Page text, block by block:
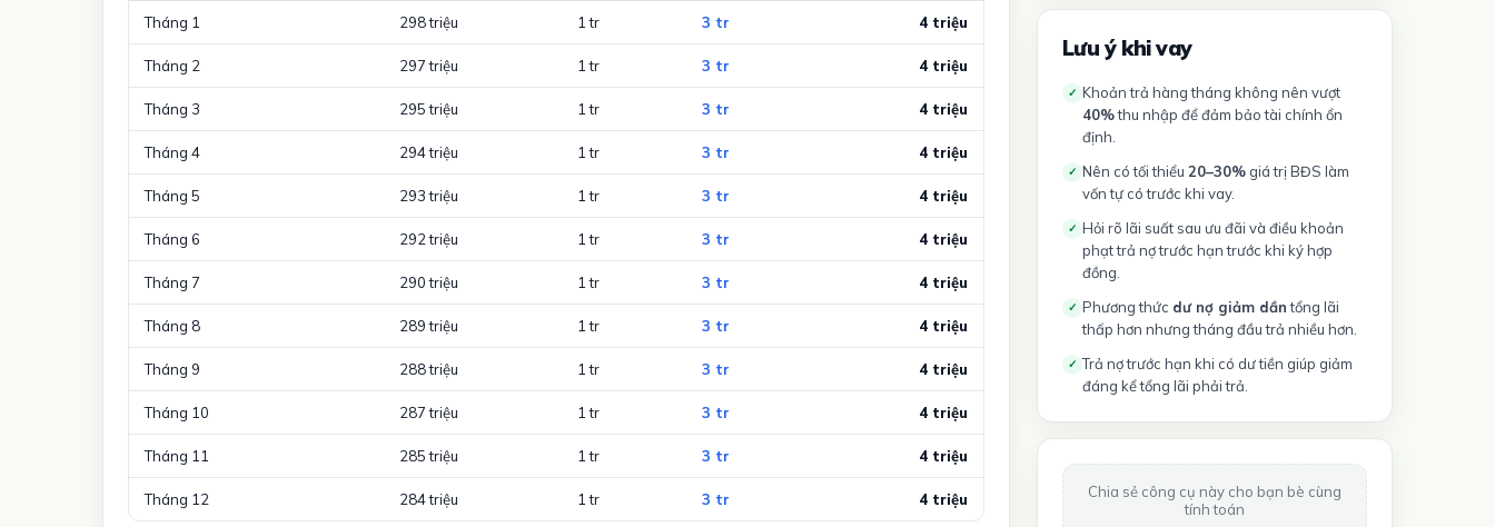
Tháng 1 298 triệu 1 tr 3 tr 4 triệu
Tháng 2 297 triệu 1 tr 3 tr 4 triệu
Tháng 3 295 triệu 1 tr 3 tr 4 triệu
Tháng 4 294 triệu 1 tr 3 tr 4 triệu
Tháng 5 293 triệu 1 tr 3 tr 4 triệu
Tháng 6 292 triệu 1 tr 3 tr 4 triệu
Tháng 7 290 triệu 1 tr 3 tr 4 triệu
Tháng 8 289 triệu 1 tr 3 tr 4 triệu
Tháng 9 288 triệu 1 tr 3 tr 4 triệu
Tháng 10 287 triệu 1 tr 3 tr 4 triệu
Tháng 11 285 triệu 1 tr 3 tr 4 triệu
Tháng 12 284 triệu 1 tr 3 tr 4 triệu
Lưu ý khi vay
✓ Khoản trả hàng tháng không nên vượt
40%thu nhập để đảm bảo tài chính ổn
định.
✓ Nên có tối thiểu 20–30% giá trị BĐS làm
vốn tự có trước khi vay.
✓ Hỏi rõ lãi suất sau ưu đãi và điều khoản
phạt trả nợ trước hạn trước khi ký hợp
đồng.
✓ Phương thức dư nợ giảm dầntổng lãi
thấp hơn nhưng tháng đầu trả nhiều hơn.
✓ Trả nợ trước hạn khi có dư tiền giúp giảm
đáng kể tổng lãi phải trả.
Chia sẻ công cụ này cho bạn bè cùng
tính toán